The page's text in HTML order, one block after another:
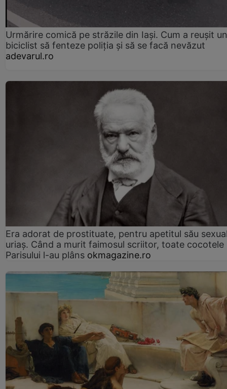
Urmărire comică pe străzile din Iași. Cum a reușit un
biciclist să fenteze poliția și să se facă nevăzut
adevarul.ro
Era adorat de prostituate, pentru apetitul său
uriaș. Când a murit faimosul scriitor, toate cocotele
Parisului l-au plâns okmagazine.ro